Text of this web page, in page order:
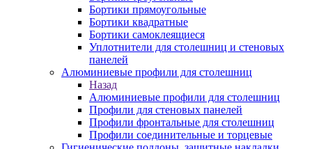
Бортики прямоугольные
Бортики квадратные
Бортики самоклеящиеся
Уплотнители для столешниц и стеновых
панелей
Алюминиевые профили для столешниц
Назад
Алюминиевые профили для столешниц
Профили для стеновых панелей
Профили фронтальные для столешниц
Профили соединительные и торцевые